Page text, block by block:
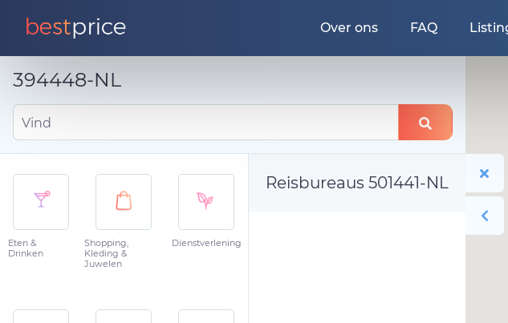
Over ons FAQ
394448-NL
Vind
Eten &
Drinken
Shopping,
Kleding &
Juwelen
Dienstverlening
Reisbureaus 501441-NL